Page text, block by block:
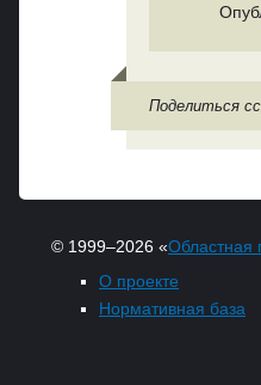
Поделиться
© 1999–2026 «Областная
О проекте
Нормативная база